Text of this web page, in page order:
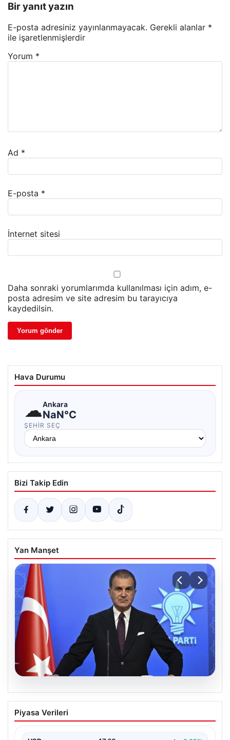
Bir yanıt yazın
E-posta adresiniz yayınlanmayacak. Gerekli alanlar *
ile işaretlenmişlerdir
Yorum *
Ad *
E-posta *
İnternet sitesi
Daha sonraki yorumlarımda kullanılması için adım, e-
posta adresim ve site adresim bu tarayıcıya
kaydedilsin.
Hava Durumu
☁Ankara
NaN°C
ŞEHIR SEÇ
Bizi Takip Edin
Yan Manşet
05.08.2026
Çerçeve yasa teklifi Meclis’te | AK Parti
Sözcüsü Çelik: İki yıllık sürecin en
Piyasa Verileri